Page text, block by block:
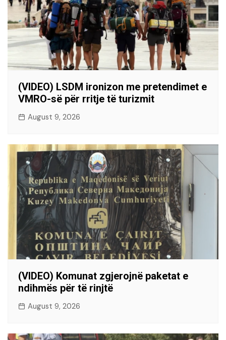
(VIDEO) LSDM ironizon me pretendimet e
VMRO-së për rritje të turizmit
August 9, 2026
(VIDEO) Komunat zgjerojnë paketat e
ndihmës për të rinjtë
August 9, 2026